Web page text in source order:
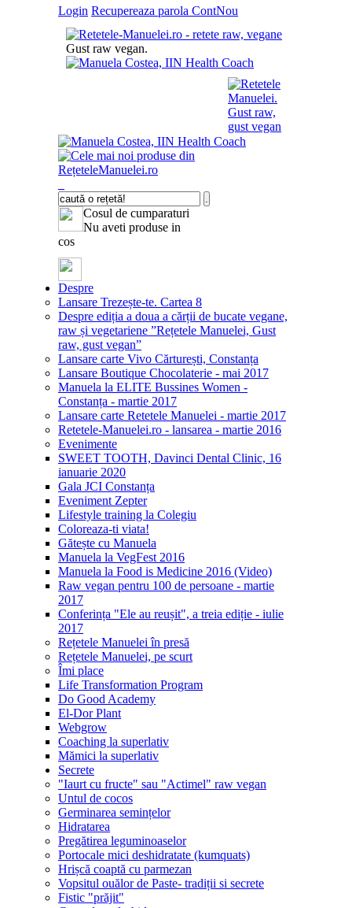
Login Recupereaza parola ContNou
Gust raw vegan.
Cosul de cumparaturi
Nu aveti produse in
cos
Despre
Lansare Trezește-te. Cartea 8
Despre ediția a doua a cărții de bucate vegane,
raw și vegetariene ”Rețetele Manuelei, Gust
raw, gust vegan”
Lansare carte Vivo Cărturești, Constanța
Lansare Boutique Chocolaterie - mai 2017
Manuela la ELITE Bussines Women -
Constanța - martie 2017
Lansare carte Retetele Manuelei - martie 2017
Retetele-Manuelei.ro - lansarea - martie 2016
Evenimente
SWEET TOOTH, Davinci Dental Clinic, 16
ianuarie 2020
Gala JCI Constanța
Eveniment Zepter
Lifestyle training la Colegiu
Coloreaza-ti viata!
Gătește cu Manuela
Manuela la VegFest 2016
Manuela la Food is Medicine 2016 (Video)
Raw vegan pentru 100 de persoane - martie
2017
Conferința "Ele au reușit", a treia ediție - iulie
2017
Rețetele Manuelei în presă
Rețetele Manuelei, pe scurt
Îmi place
Life Transformation Program
Do Good Academy
El-Dor Plant
Webgrow
Coaching la superlativ
Mămici la superlativ
Secrete
"Iaurt cu fructe" sau "Actimel" raw vegan
Untul de cocos
Germinarea semințelor
Hidratarea
Pregătirea leguminoaselor
Portocale mici deshidratate (kumquats)
Hrișcă coaptă cu parmezan
Vopsitul ouălor de Paste- tradiții si secrete
Fistic "prăjit"